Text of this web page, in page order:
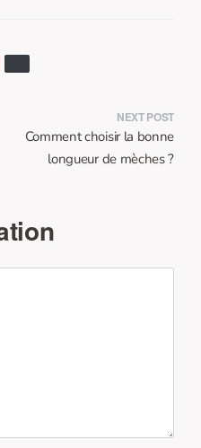
NEXT POST
Comment choisir la bonne
longueur de mèches ?